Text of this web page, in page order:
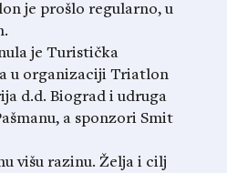
je prošlo regularno, u
je Turistička
a u organizaciji Triatlon
d.d. Biograd i udruga
a sponzori Smit
višu razinu. Želja i cilj